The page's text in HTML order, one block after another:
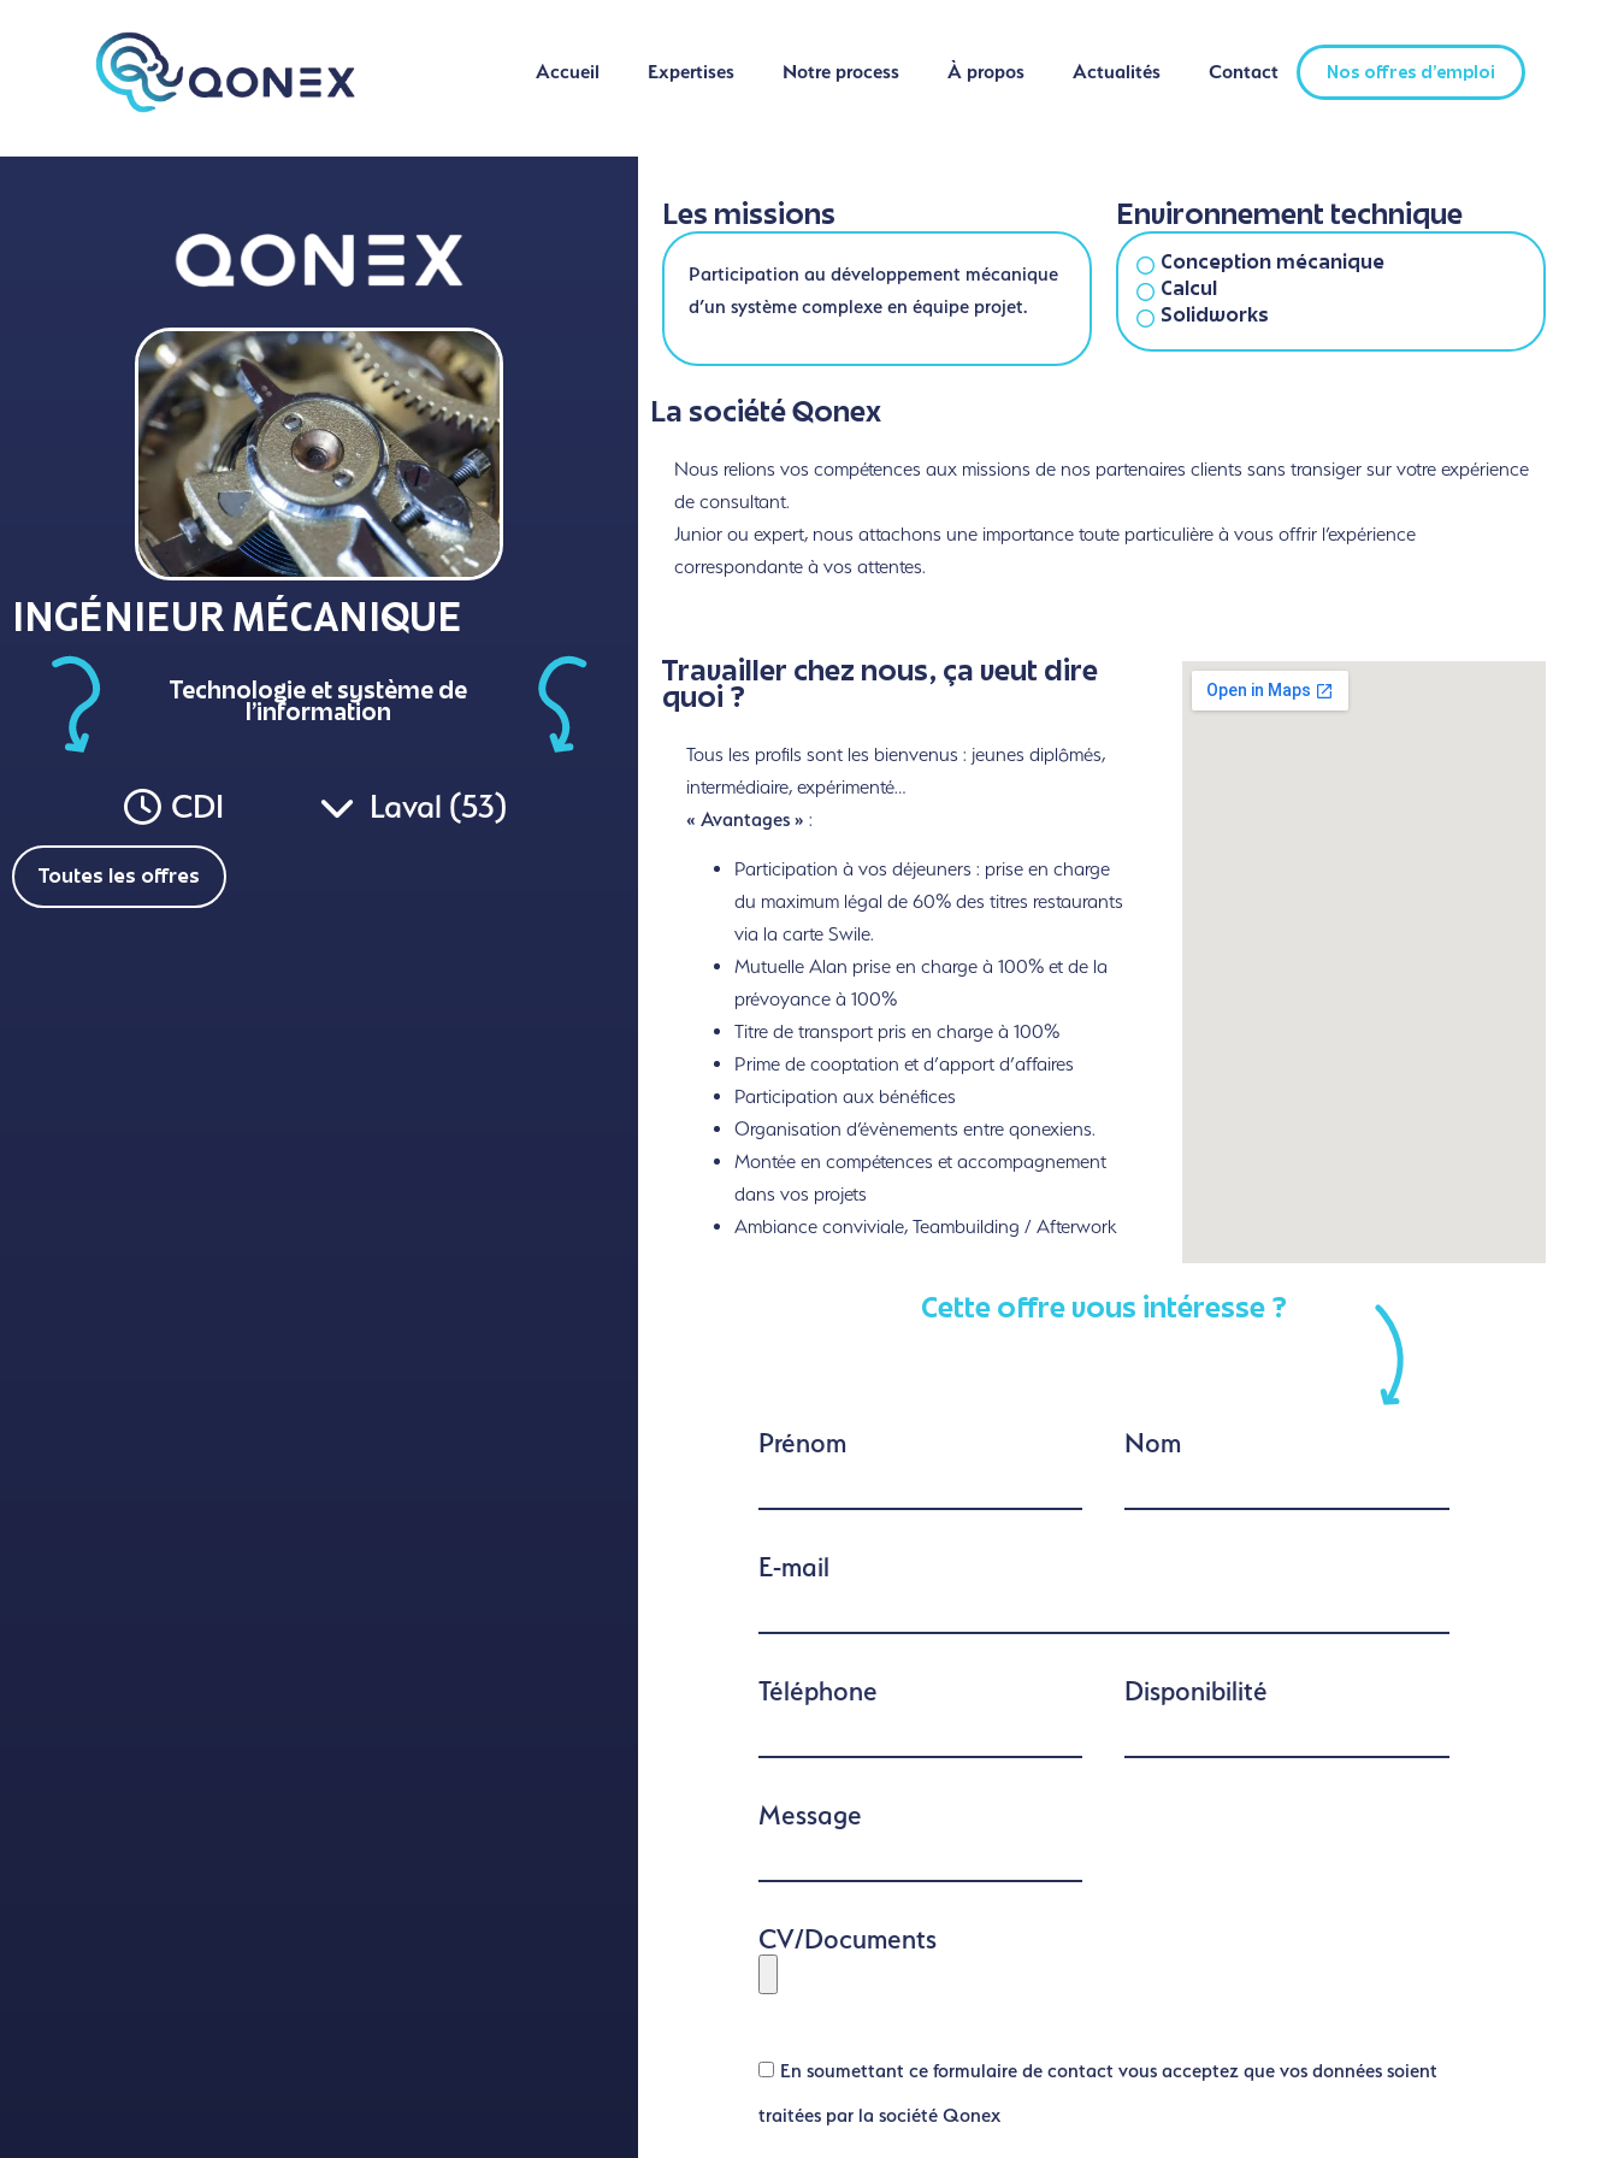
Accueil Expertises Notre process À propos Actualités Contact Nos offres d'emploi
Accueil Expertises Notre process À propos Actualités Contact Nos offres d'emploi
INGÉNIEUR MÉCANIQUE
Technologie et système de
l’information
CDI Laval (53)
Toutes les offres
Les missions
Participation au développement mécanique
d’un système complexe en équipe projet.
Environnement technique
Conception mécanique
Calcul
Solidworks
La société Qonex
Nous relions vos compétences aux missions de nos partenaires clients sans transiger sur votre expérience
de consultant.
Junior ou expert, nous attachons une importance toute particulière à vous offrir l’expérience
correspondante à vos attentes.
Travailler chez nous, ça veut dire
quoi ?
Tous les profils sont les bienvenus : jeunes diplômés,
intermédiaire, expérimenté…
« Avantages » :
Participation à vos déjeuners : prise en charge
du maximum légal de 60% des titres restaurants
via la carte Swile.
Mutuelle Alan prise en charge à 100% et de la
prévoyance à 100%
Titre de transport pris en charge à 100%
Prime de cooptation et d’apport d’affaires
Participation aux bénéfices
Organisation d’évènements entre qonexiens.
Montée en compétences et accompagnement
dans vos projets
Ambiance conviviale, Teambuilding / Afterwork
Cette offre vous intéresse ?
Prénom Nom
E-mail
Téléphone Disponibilité
Message
CV/Documents
En soumettant ce formulaire de contact vous acceptez que vos données soient
traitées par la société Qonex